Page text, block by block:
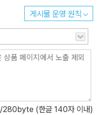
게시물 운영 원칙
/280byte (한글 140자 이내)